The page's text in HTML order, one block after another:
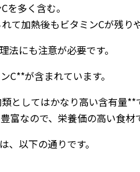
多く含む。
て加熱後もビタミンCが残り
にも注意が必要です。
が含まれています。
としてはかなり高い含有量**
なので、栄養価の高い食材
は、以下の通りです。